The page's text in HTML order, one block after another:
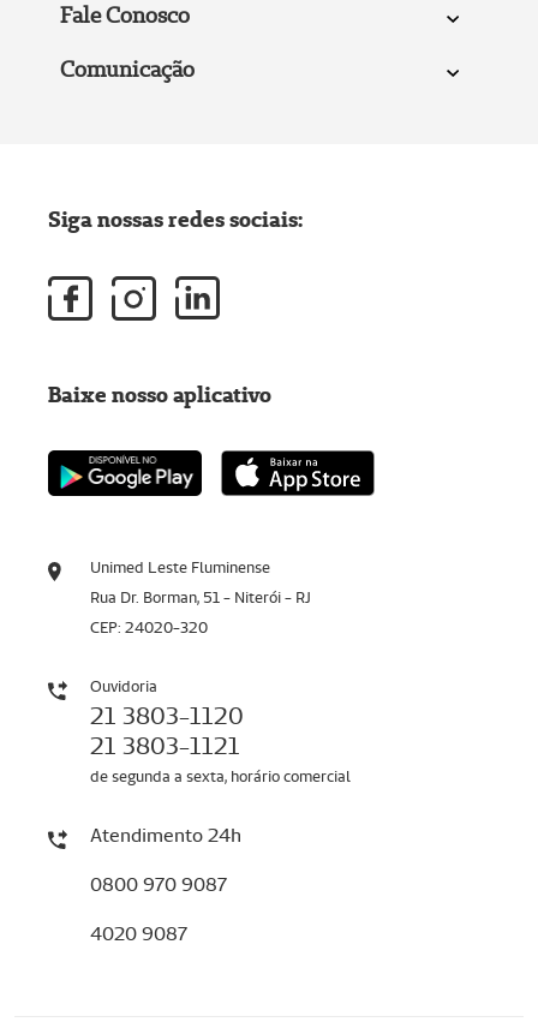
Fale Conosco
Comunicação
Unimed Leste Fluminense
Rua Dr. Borman, 51 - Niterói - RJ
CEP: 24020-320
Ouvidoria
21 3803-1120
21 3803-1121
de segunda a sexta, horário comercial
Atendimento 24h
0800 970 9087
4020 9087
Siga nossas redes sociais:
Baixe nosso aplicativo